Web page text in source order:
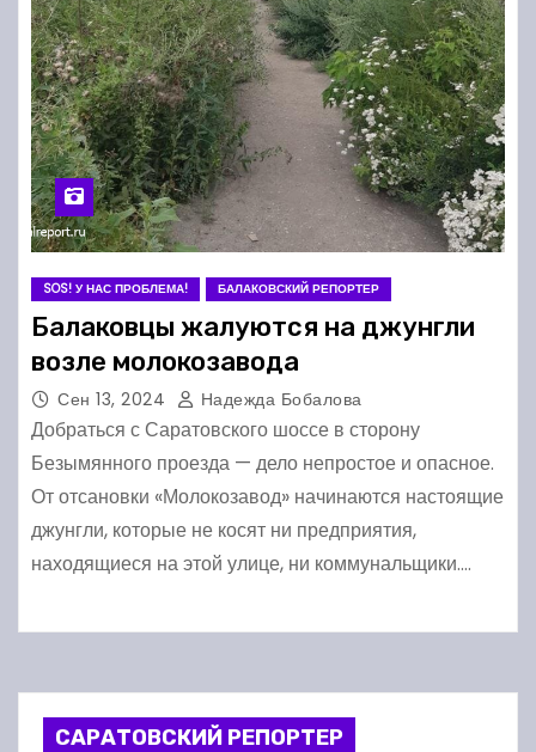
SOS! У НАС ПРОБЛЕМА! БАЛАКОВСКИЙ РЕПОРТЕР
Балаковцы жалуются на джунгли
возле молокозавода
Сен 13, 2024 Надежда Бобалова
Добраться с Саратовского шоссе в сторону
Безымянного проезда — дело непростое и опасное.
От отсановки «Молокозавод» начинаются настоящие
джунгли, которые не косят ни предприятия,
находящиеся на этой улице, ни коммунальщики.…
САРАТОВСКИЙ РЕПОРТЕР